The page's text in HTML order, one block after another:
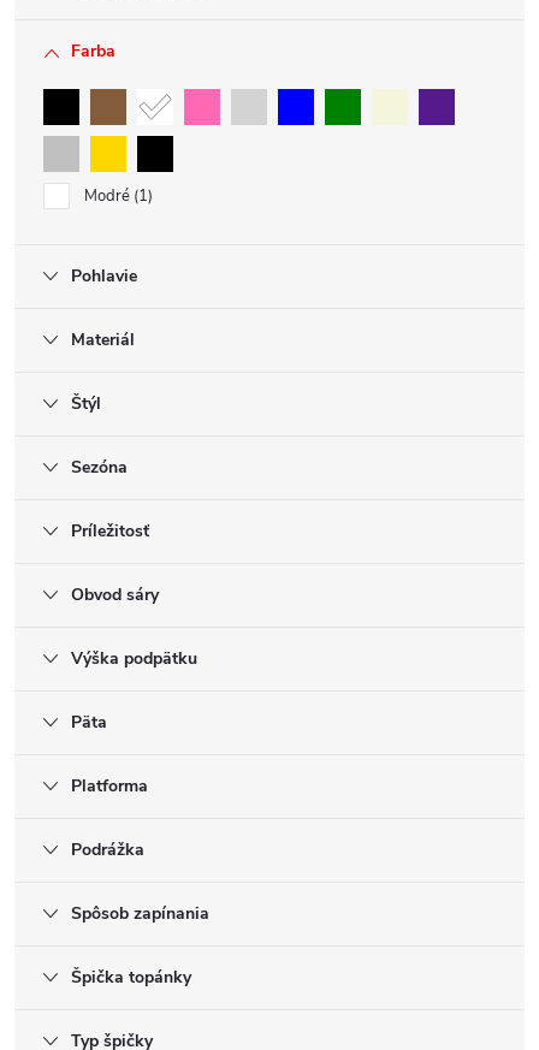
Farba
Modré 1
Pohlavie
Materiál
Štýl
Sezóna
Príležitosť
Obvod sáry
Výška podpätku
Päta
Platforma
Podrážka
Spôsob zapínania
Špička topánky
Typ špičky